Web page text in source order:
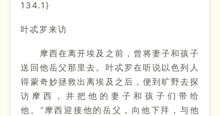
134.1}
叶忒罗来访
摩西在离开埃及之前，曾将妻子和孩子
送回他岳父那里去。叶忒罗在听说以色列人
得蒙奇妙拯救出离埃及之后，便到旷野去探
访摩西，并把他的妻子和孩子们带给
他。“摩西迎接他的岳父，向他下拜，与他